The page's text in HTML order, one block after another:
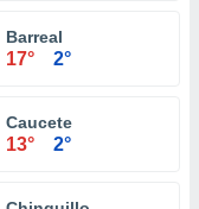
Barreal
17° 2°
Caucete
13° 2°